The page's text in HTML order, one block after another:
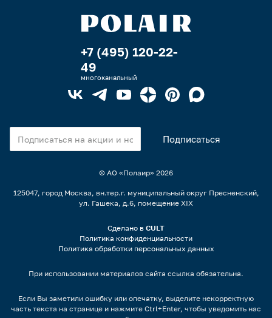
+7 (495) 120-22-
49
многоканальный
© АО «Полаир» 2026
125047, город Москва, вн.тер.г. муниципальный округ Пресненский,
ул. Гашека, д.6, помещение XIX
Сделано в CULT
Политика конфиденциальности
Политика обработки персональных данных
При использовании материалов сайта ссылка обязательна.
Если Вы заметили ошибку или опечатку, выделите некорректную
часть текста на странице и нажмите Ctrl+Enter, чтобы уведомить нас